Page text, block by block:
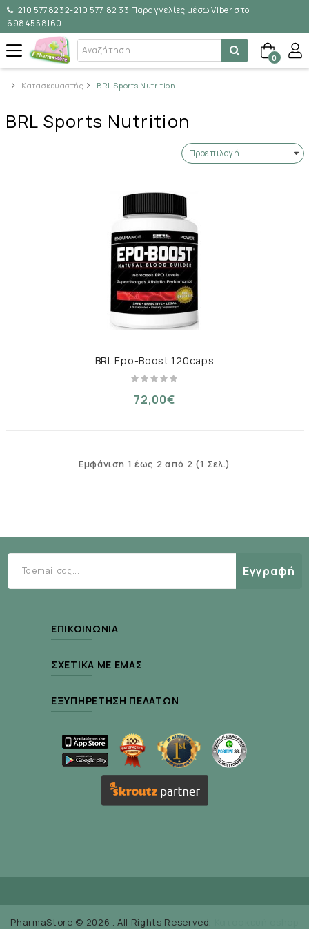
210 5778232-210 577 82 33 Παραγγελίες μέσω Viber στο
6984558160
0
Κατασκευαστής BRL Sports Nutrition
BRL Sports Nutrition
BRL Epo-Boost 120caps
72,00€
Εμφάνιση 1 έως 2 από 2 (1 Σελ.)
Εγγραφή
ΕΠΙΚΟΙΝΩΝΊΑ
ΣΧΕΤΙΚΆ ΜΕ ΕΜΆΣ
ΕΞΥΠΗΡΈΤΗΣΗ ΠΕΛΑΤΏΝ
PharmaStore © 2026 . All Rights Reserved.